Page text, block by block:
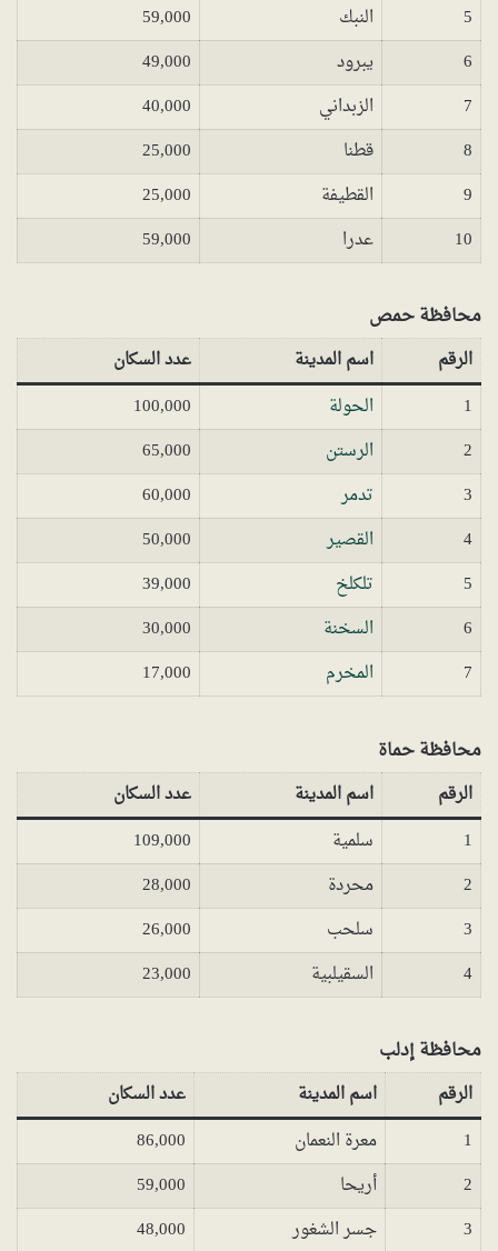
5
النبك
59,000
6
يبرود
49,000
7
الزبداني
40,000
8
قطنا
25,000
9
القطيفة
25,000
10
عدرا 59,000
محافظة حمص
الرقم اسم المدينة
عدد السكان
1
الحولة
100,000
2
الرستن
65,000
3
تدمر
60,000
4
القصير
50,000
5
تلكلخ
39,000
6
السخنة
30,000
7
المخرم 17,000
محافظة حماة
الرقم اسم المدينة
عدد السكان
1
سلمية
109,000
2
محردة
28,000
3
سلحب
26,000
4
السقيلبية 23,000
محافظة إدلب
الرقم اسم المدينة
عدد السكان
1
معرة النعمان
86,000
2
أريحا
59,000
3
جسر الشغور
48,000